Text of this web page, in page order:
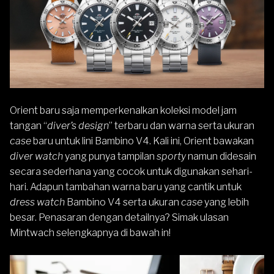
Orientbaru saja memperkenalkan koleksi model jam
tangan “diver’s design” terbaru dan warna serta ukuran
casebaru untuk lini Bambino V4. Kali ini, Orient bawakan
diver watchyang punya tampilan sportynamun didesain
secara sederhana yang cocok untuk digunakan sehari-
hari. Adapun tambahan warna baru yang cantik untuk
dress watch Bambino V4 serta ukuran caseyang lebih
besar. Penasaran dengan detailnya? Simak ulasan
Mintwach selengkapnya di bawah in!